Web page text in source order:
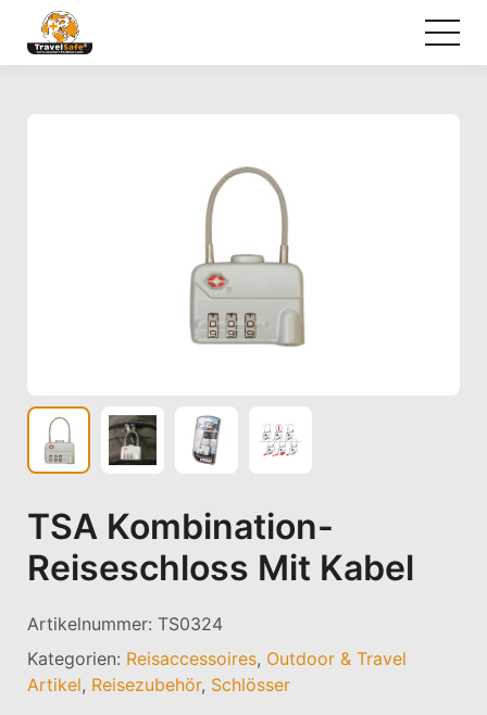
TSA Kombination-
Reiseschloss Mit Kabel
Artikelnummer: TS0324
Kategorien: Reisaccessoires, Outdoor & Travel
Artikel, Reisezubehör, Schlösser